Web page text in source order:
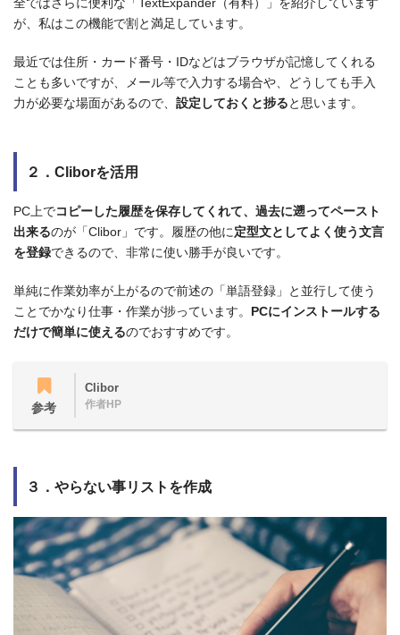
全ではさらに便利な「TextExpander（有料）」を紹介しています
が、私はこの機能で割と満足しています。
最近では住所・カード番号・IDなどはブラウザが記憶してくれる
ことも多いですが、メール等で入力する場合や、どうしても手入
力が必要な場面があるので、 設定しておくと捗る と思います。
２．Cliborを活用
PC上でコピーした履歴を保存してくれて、過去に遡ってペースト
出来るのが「Clibor」です。履歴の他に定型文としてよく使う文言
を登録できるので、非常に使い勝手が良いです。
単純に作業効率が上がるので前述の「単語登録」と並行して使う
ことでかなり仕事・作業が捗っています。
PCにインストールする
だけで簡単に使えるのでおすすめです。
参考
Clibor
作者HP
３．やらない事リストを作成